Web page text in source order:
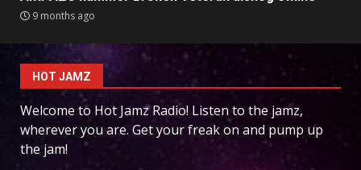
9 months ago
HOT JAMZ
Welcome to Hot Jamz Radio! Listen to the jamz,
wherever you are. Get your freak on and pump up
the jam!